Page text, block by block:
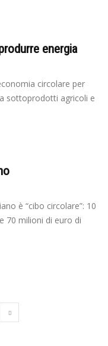
energia
circolare per
sottoprodotti agricoli e
è “cibo circolare”: 10
70 milioni di euro di